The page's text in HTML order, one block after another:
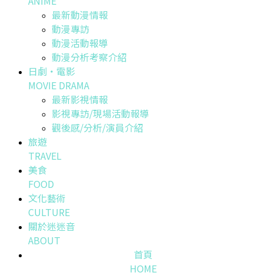
最新動漫情報
動漫專訪
動漫活動報導
動漫分析考察介紹
日劇・電影
MOVIE DRAMA
最新影視情報
影視專訪/現場活動報導
觀後感/分析/演員介紹
旅遊
TRAVEL
美食
FOOD
文化藝術
CULTURE
關於迷迷音
ABOUT
首頁
HOME